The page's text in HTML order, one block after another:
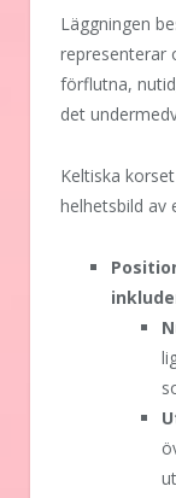
Läggningen
representerar
förflutna,
det
Keltiska
helhetsbild av